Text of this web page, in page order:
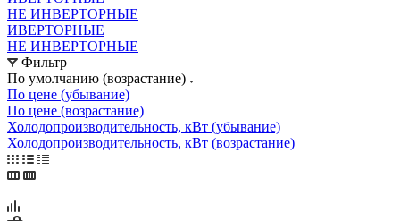
НЕ ИНВЕРТОРНЫЕ
ИВЕРТОРНЫЕ
НЕ ИНВЕРТОРНЫЕ
Фильтр
По умолчанию (возрастание)
По цене (убывание)
По цене (возрастание)
Холодопроизводительность, кВт (убывание)
Холодопроизводительность, кВт (возрастание)